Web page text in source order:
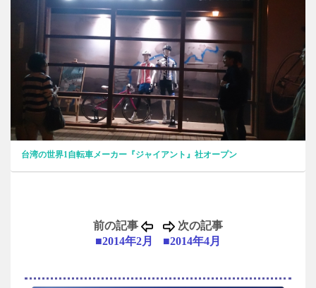
台湾の世界1自転車メーカー『ジャイアント』社オープン
前の記事
■2014年2月
次の記事
■2014年4月